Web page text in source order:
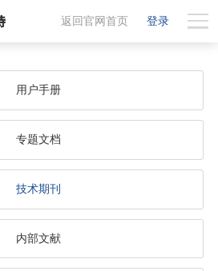
登录
返回官网首页
用户手册
专题文档
技术期刊
内部文献